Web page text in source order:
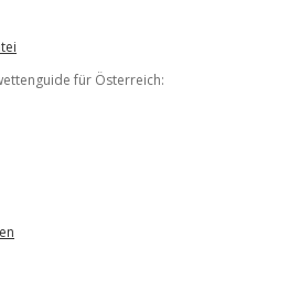
für Österreich: